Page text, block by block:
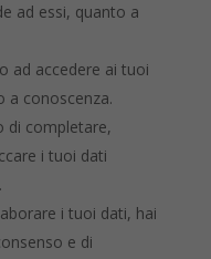
ad essi, quanto a
ad accedere ai tuoi
a conoscenza.
di completare,
i tuoi dati
i tuoi dati, hai
e di